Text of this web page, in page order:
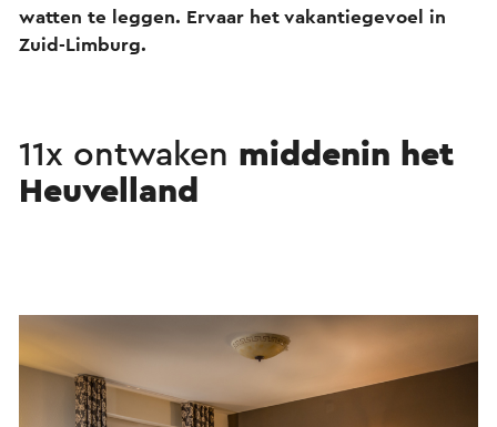
watten te leggen. Ervaar het vakantiegevoel in
Zuid-Limburg.
11x ontwaken middenin het
Heuvelland